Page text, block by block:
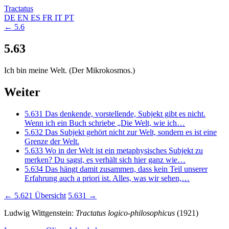
Tractatus
DE EN ES FR IT PT
← 5.6
5.63
Ich bin meine Welt. (Der Mikrokosmos.)
Weiter
5.631 Das denkende, vorstellende, Subjekt gibt es nicht.
Wenn ich ein Buch schriebe „Die Welt, wie ich…
5.632 Das Subjekt gehört nicht zur Welt, sondern es ist eine
Grenze der Welt.
5.633 Wo in der Welt ist ein metaphysisches Subjekt zu
merken? Du sagst, es verhält sich hier ganz wie…
5.634 Das hängt damit zusammen, dass kein Teil unserer
Erfahrung auch a priori ist. Alles, was wir sehen,…
← 5.621 Übersicht 5.631 →
Ludwig Wittgenstein: Tractatus logico-philosophicus (1921)